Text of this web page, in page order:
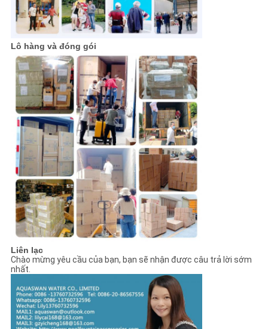
Lô hàng và đóng gói
Liên lạc
Chào mừng yêu cầu của bạn, bạn sẽ nhận được câu trả lời sớm
nhất.